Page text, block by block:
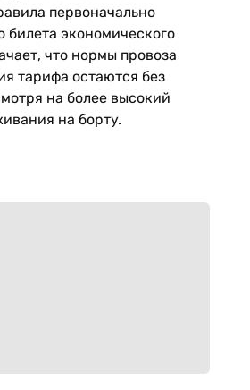
первоначально
билета экономического
что нормы провоза
тарифа остаются без
на более высокий
на борту.